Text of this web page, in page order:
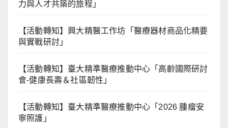
力與⼈才共築的旅程」
【活動轉知】興大精醫工作坊「醫療器材商品化精要
與實戰研討」
【活動轉知】臺大精準醫療推動中心「高齡國際研討
會-健康長壽＆社區韌性」
【活動轉知】臺大精準醫療推動中心「2026 腫瘤安
寧照護」